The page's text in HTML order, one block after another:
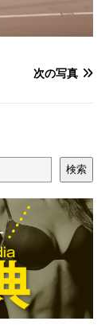
次の写真
検索